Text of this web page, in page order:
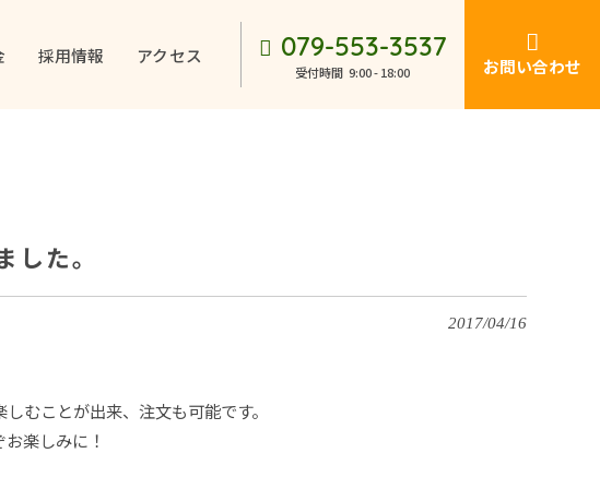
採用情報 アクセス 079-553-3537
受付時間 9:00 - 18:00 お問い合わせ
た。
2017/04/16
むことが出来、注文も可能です。
楽しみに！